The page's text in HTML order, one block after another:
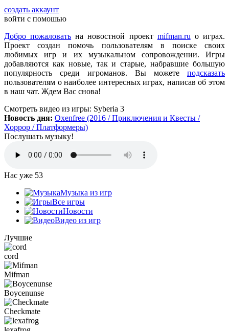
Обновите, пожалуйста, игру Garry's Mod
Игра обновлена
lexafrog:
Обновите, пожалуйста, игру Garry's Mod. Много
обнов вышло, а на сайте старенькая...
cord: Grisha,
Да, есть такая и даже с дополнительной модификацией
StarCraft Cartooned (мультяшки).
Вот она:StarCraft Remastered
Grisha : Очень понравился сайт. Пожалуй я останусь здесь.
Есть ли игра Starcraft, но ремастер?
Mifman:
Цитата: Петрушка
добавьте скачивание моей любимой игры Escape From Tarkov!
Игра добавлена и доступна к скачиванию:
Escape From Tarkov
Петрушка
моей любимой игры Escape From Tarkov!
Checkmate:
Просто нужно зарегистрироваться и тогда будет доступен
торрент-файл. Там написано, что ссылка скрыта (убран
торрент — µ) видимо из-за того, что "наехал"
создать аккаунт
войти с помошью
Добро пожаловать на новостной проект mifman.ru о играх.
Проект создан помочь пользователям в поиске своих
любимых игр и их музыкальном сопровождении. Игры
добавляются как новые, так и старые, набравшие большую
популярность среди игроманов. Вы можете подсказать
пользователям о наиболее интересных играх, написав об этом
в наш чат. Ждем Вас снова!
Смотреть видео из игры: Syberia 3
Новость дня: Oxenfree (2016 / Приключения и Квесты /
Хоррор / Платформеры)
Послушать музыку!
Нас уже 53
Музыка из игр
Все игры
Новости
Видео из игр
Лучшие
cord
Mifman
Boycenunse
Checkmate